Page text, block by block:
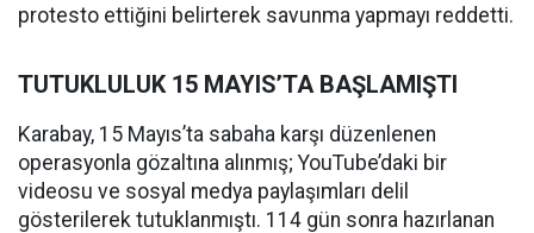
protesto ettiğini belirterek savunma yapmayı reddetti.
TUTUKLULUK 15 MAYIS’TA BAŞLAMIŞTI
Karabay, 15 Mayıs’ta sabaha karşı düzenlenen
operasyonla gözaltına alınmış; YouTube’daki bir
videosu ve sosyal medya paylaşımları delil
gösterilerek tutuklanmıştı. 114 gün sonra hazırlanan